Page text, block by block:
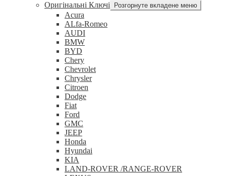
Оригінальні Ключі
Розгорнуте вкладене меню
Acura
ALfa-Romeo
AUDI
BMW
BYD
Chery
Chevrolet
Chrysler
Citroen
Dodge
Fiat
Ford
GMC
JEEP
Honda
Hyundai
KIA
LAND-ROVER /RANGE-ROVER